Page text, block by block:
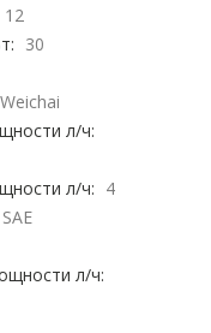
12
30
Weichai
л/ч:
л/ч: 4
SAE
л/ч: